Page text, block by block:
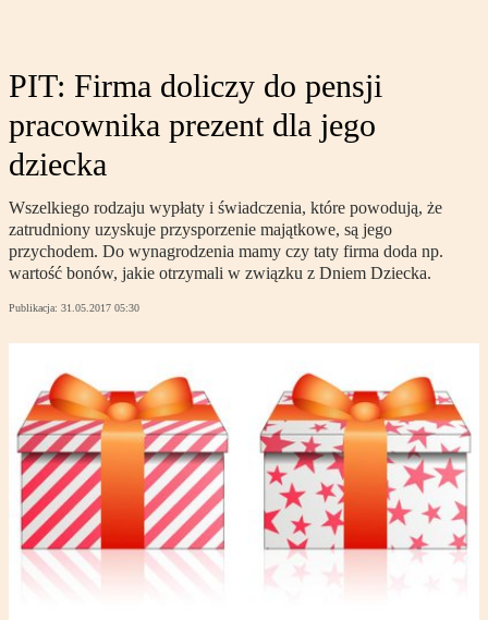
PIT: Firma doliczy do pensji
pracownika prezent dla jego
dziecka
Wszelkiego rodzaju wypłaty i świadczenia, które powodują, że
zatrudniony uzyskuje przysporzenie majątkowe, są jego
przychodem. Do wynagrodzenia mamy czy taty firma doda np.
wartość bonów, jakie otrzymali w związku z Dniem Dziecka.
Publikacja: 31.05.2017 05:30